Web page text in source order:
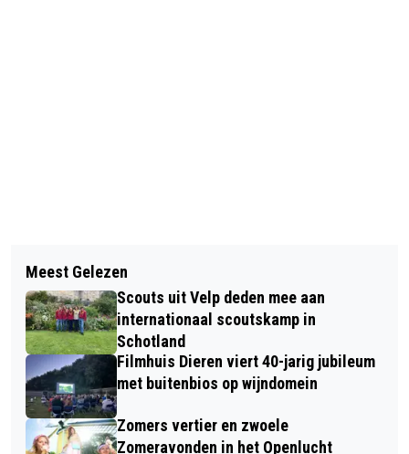
STEUNPUNT GEHEUGENWEETJES
ORGANISEERT EEN HIGH TEA IN
RHEDEN
VRIJWILLIGERS WELKOM BIJ PLASTIC
PEUKMEUKDAG IN VELP
Meest Gelezen
Scouts uit Velp deden mee aan
internationaal scoutskamp in
Schotland
Filmhuis Dieren viert 40-jarig jubileum
met buitenbios op wijndomein
Zomers vertier en zwoele
Zomeravonden in het Openlucht